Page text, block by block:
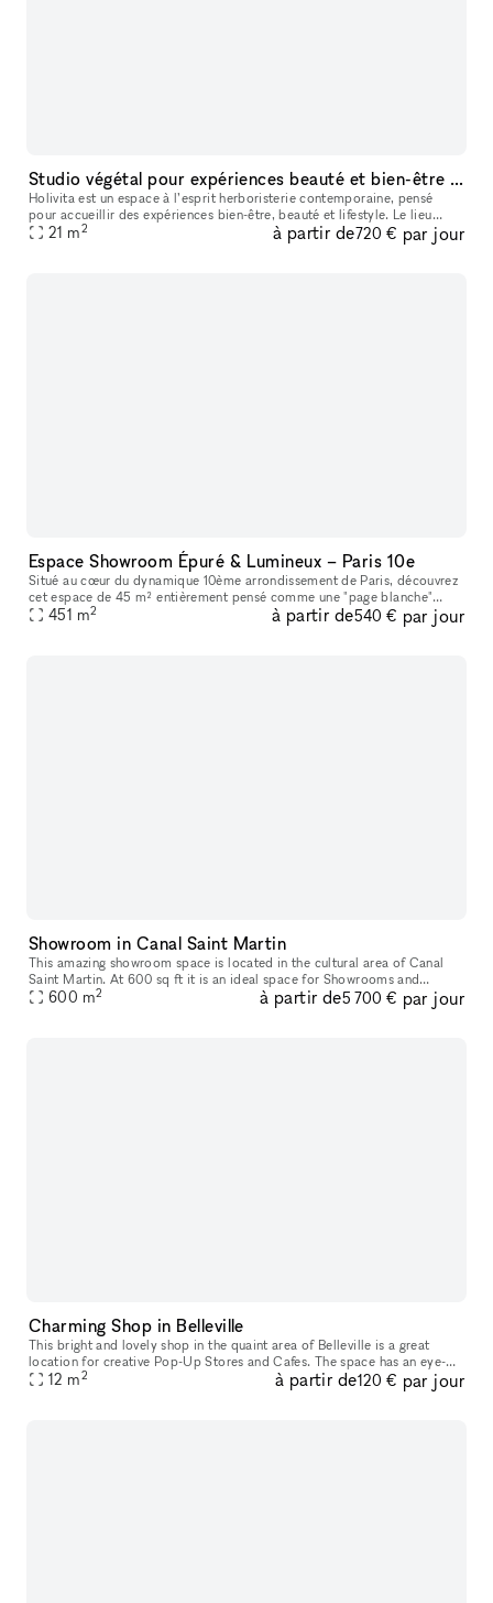
Studio végétal pour expériences beauté et bien-être immersives
Holivita est un espace à l’esprit herboristerie contemporaine, pensé
pour accueillir des expériences bien-être, beauté et lifestyle. Le lieu
comprend : 🌿 une première pièce conviviale avec grande ta
21 m2 à partir de720 € par jour
Espace Showroom Épuré & Lumineux – Paris 10e
Situé au cœur du dynamique 10ème arrondissement de Paris, découvrez
cet espace de 45 m² entièrement pensé comme une "page blanche"
pour accueillir vos événements mode, sessions de stylisme, showrooms
451 m2 à partir de540 € par jour
Showroom in Canal Saint Martin
This amazing showroom space is located in the cultural area of Canal
Saint Martin. At 600 sq ft it is an ideal space for Showrooms and
Product Launch Events. The entrance to this space is housed in
600 m2 à partir de5 700 € par jour
Charming Shop in Belleville
This bright and lovely shop in the quaint area of Belleville is a great
location for creative Pop-Up Stores and Cafes. The space has an eye-
catching bright yellow frontage which stands out on the ch
12 m2 à partir de120 € par jour